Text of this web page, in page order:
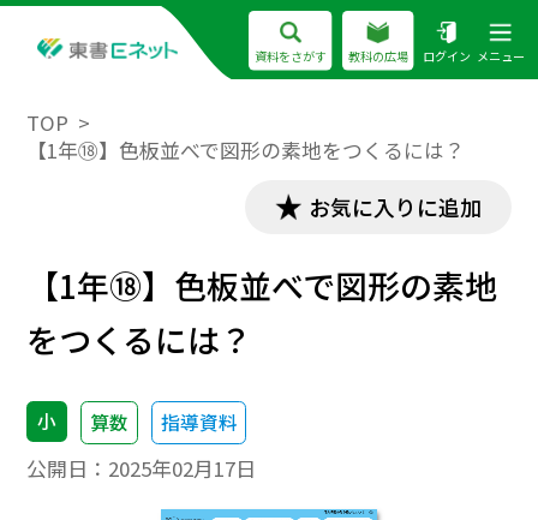
資料をさがす 教科の広場 ログイン メニュー
TOP
【1年⑱】色板並べで図形の素地をつくるには？
お気に入りに追加
【1年⑱】色板並べで図形の素地
をつくるには？
小 算数 指導資料
公開日： 2025年02月17日